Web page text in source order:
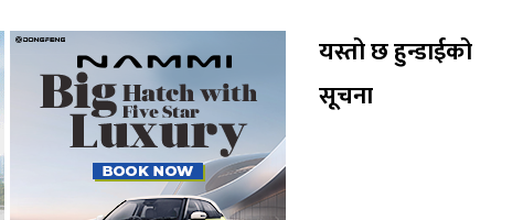
यस्तो छ हुन्डाईको
सूचना